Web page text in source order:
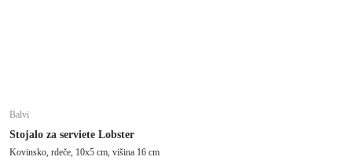
Balvi
Stojalo za serviete Lobster
Kovinsko, rdeče, 10x5 cm, višina 16 cm